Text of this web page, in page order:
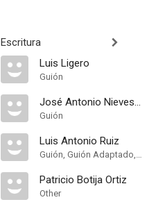
Escritura
Luis Ligero
Guión
José Antonio Nieves Conde
Guión
Luis Antonio Ruiz
Guión, Guión Adaptado, Historia
Patricio Botija Ortiz
Other